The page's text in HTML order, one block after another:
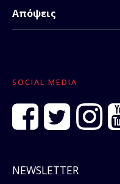
Απόψεις
SOCIAL MEDIA
NEWSLETTER